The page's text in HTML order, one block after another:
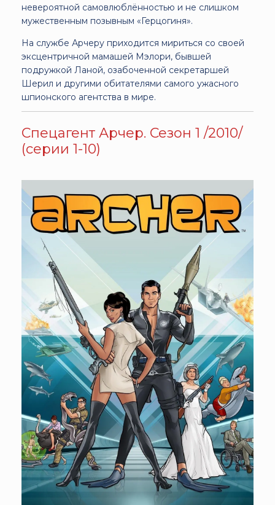
невероятной самовлюблённостью и не слишком
мужественным позывным «Герцогиня».
На службе Арчеру приходится мириться со своей
эксцентричной мамашей Мэлори, бывшей
подружкой Ланой, озабоченной секретаршей
Шерил и другими обитателями самого ужасного
шпионского агентства в мире.
Спецагент Арчер. Сезон 1 /2010/
(серии 1-10)